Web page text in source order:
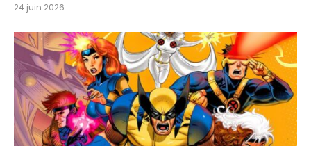
24 juin 2026